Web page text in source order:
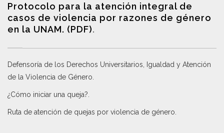
Protocolo para la atención integral de
casos de violencia por razones de género
en la UNAM. (PDF).
Defensoría de los Derechos Universitarios, Igualdad y Atención
de la Violencia de Género
¿Cómo iniciar una queja?
Ruta de atención de quejas por violencia de género